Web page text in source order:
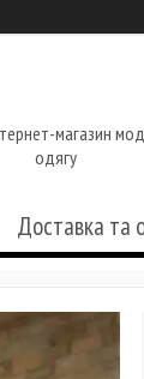
магазин
одягу
Доставка та